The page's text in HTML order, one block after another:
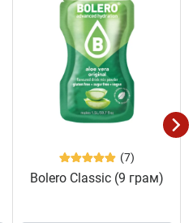
(7)
Bolero Classic (9 грам)